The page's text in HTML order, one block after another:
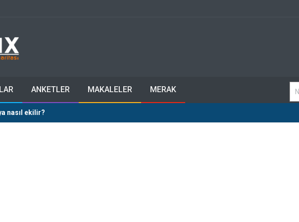
ANKETLER MAKALELER MERAK
nasıl ekilir?